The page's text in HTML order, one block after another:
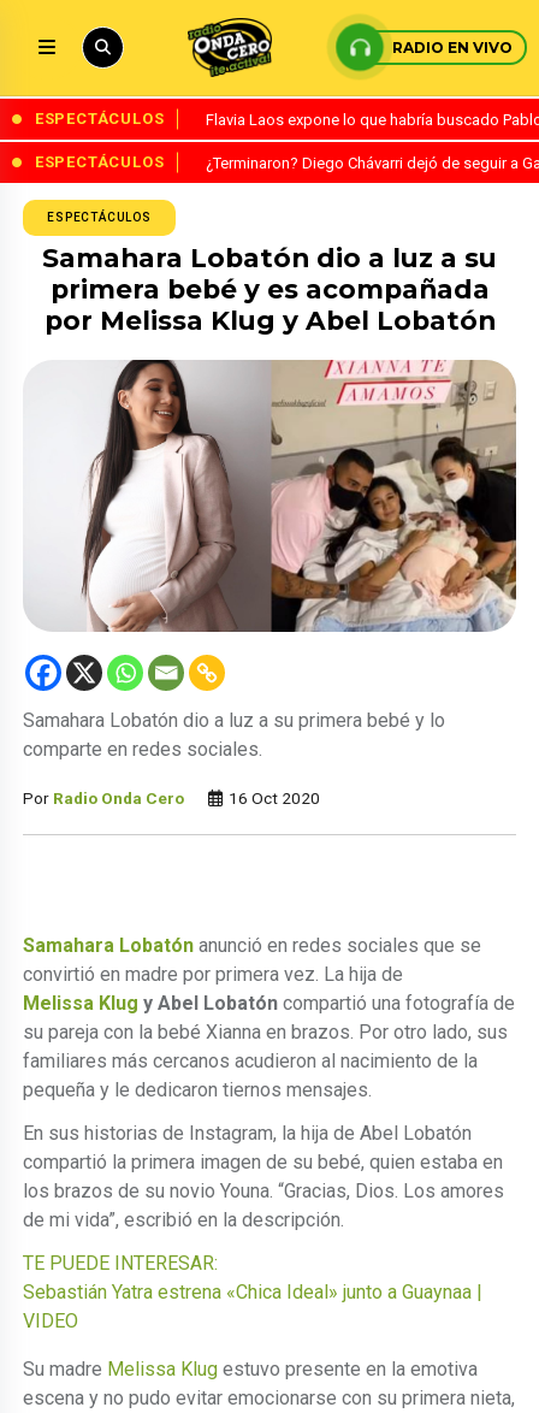
RADIO EN VIVO
ESPECTÁCULOS Flavia Laos expone lo que habría buscado
ESPECTÁCULOS ¿Terminaron? Diego Chávarri dejó de seguir a
ESPECTÁCULOS
Samahara Lobatón dio a luz a su
primera bebé y es acompañada
por Melissa Klug y Abel Lobatón
Samahara Lobatón dio a luz a su primera bebé y lo
comparte en redes sociales.
Por Radio Onda Cero 16 Oct 2020
Samahara Lobatón anunció en redes sociales que se
convirtió en madre por primera vez. La hija de
Melissa Klug y Abel Lobatón compartió una fotografía de
su pareja con la bebé Xianna en brazos. Por otro lado, sus
familiares más cercanos acudieron al nacimiento de la
pequeña y le dedicaron tiernos mensajes.
En sus historias de Instagram, la hija de Abel Lobatón
compartió la primera imagen de su bebé, quien estaba en
los brazos de su novio Youna. “Gracias, Dios. Los amores
de mi vida”, escribió en la descripción.
TE PUEDE INTERESAR:
Sebastián Yatra estrena «Chica Ideal» junto a Guaynaa |
VIDEO
Su madre Melissa Klug estuvo presente en la emotiva
escena y no pudo evitar emocionarse con su primera nieta,